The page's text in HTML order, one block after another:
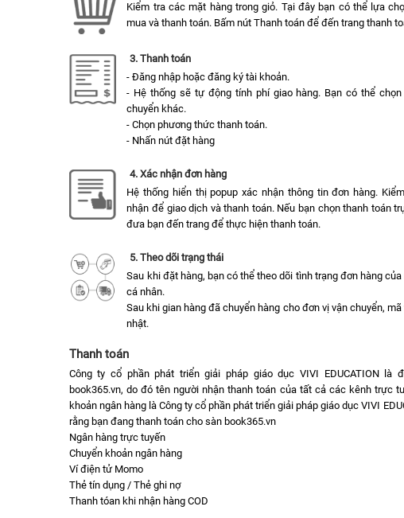
Kiểm tra các mặt hàng trong giỏ. Tại đây bạn có thể lựa
mua và thanh toán. Bấm nút Thanh toán để đến trang thanh
3. Thanh toán
- Đăng nhập hoặc đăng ký tài khoản.
- Hệ thống sẽ tự động tính phí giao hàng. Bạn có thể
chuyển khác.
- Chọn phương thức thanh toán.
- Nhấn nút đặt hàng
4. Xác nhận đơn hàng
Hệ thống hiển thị popup xác nhận thông tin đơn hàng.
nhận để giao dịch và thanh toán. Nếu bạn chọn thanh toán
đưa bạn đến trang để thực hiện thanh toán.
5. Theo dõi trạng thái
Sau khi đặt hàng, bạn có thể theo dõi tình trạng đơn hàng
cá nhân.
Sau khi gian hàng đã chuyển hàng cho đơn vị vận chuyển,
nhật.
Thanh toán
Công ty cổ phần phát triển giải pháp giáo dục VIVI EDUCATION là
book365.vn, do đó tên người nhận thanh toán của tất cả các kênh trực
khoản ngân hàng là Công ty cổ phần phát triển giải pháp giáo dục VIVI
rằng bạn đang thanh toán cho sàn book365.vn
Ngân hàng trực tuyến
Chuyển khoản ngân hàng
Ví điện tử Momo
Thẻ tín dụng / Thẻ ghi nợ
Thanh tóan khi nhận hàng COD